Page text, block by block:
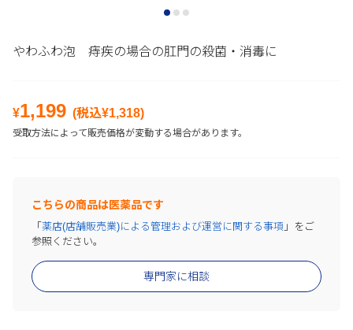
やわふわ泡 痔疾の場合の肛門の殺菌・消毒に
¥1,199 (税込¥1,318)
受取方法によって販売価格が変動する場合があります。
こちらの商品は医薬品です
専門家に相談
「 薬店(店舗販売業)による管理および運営に関する事項 」をご
参照ください。